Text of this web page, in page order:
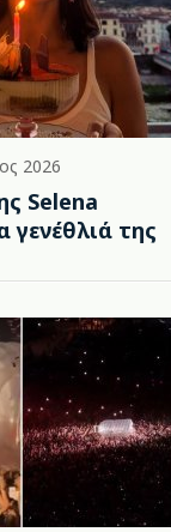
2026
Selena
γενέθλιά της